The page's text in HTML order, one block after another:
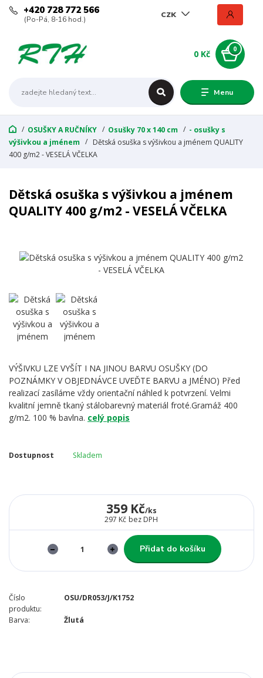
Menu
CZK
+420 728 772 566
(Po-Pá, 8-16 hod.)
0
0 Kč
OSUŠKY A RUČNÍKY Osušky 70 x 140 cm
- osušky s
výšivkou a jménem
Dětská osuška s výšivkou a jménem QUALITY
400 g/m2 - VESELÁ VČELKA
Dětská osuška s výšivkou a jménem
QUALITY 400 g/m2 - VESELÁ VČELKA
VÝŠIVKU LZE VYŠÍT I NA JINOU BARVU OSUŠKY (DO
POZNÁMKY V OBJEDNÁVCE UVEĎTE BARVU a JMÉNO) Před
realizací zasíláme vždy orientační náhled k potvrzení. Velmi
kvalitní jemně tkaný stálobarevný materiál froté.Gramáž 400
g/m2. 100 % bavlna. celý popis
Dostupnost Skladem
359 Kč/ks
297 Kč bez DPH
Přidat do košíku
Číslo
produktu:
OSU/DR053/J/K1752
Barva: Žlutá